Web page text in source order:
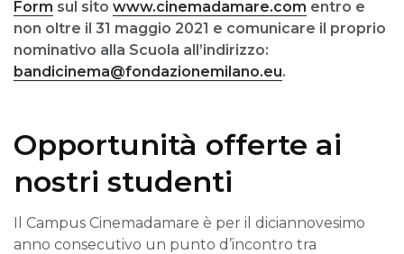
Form sul sito www.cinemadamare.com entro e
non oltre il 31 maggio 2021 e comunicare il proprio
nominativo alla Scuola all’indirizzo:
bandicinema@fondazionemilano.eu.
Opportunità offerte ai
nostri studenti
Il Campus Cinemadamare è per il diciannovesimo
anno consecutivo un punto d’incontro tra